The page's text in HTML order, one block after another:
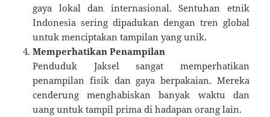
gaya lokal dan internasional. Sentuhan etnik
Indonesia sering dipadukan dengan tren global
untuk menciptakan tampilan yang unik.
Memperhatikan Penampilan
Penduduk Jaksel sangat memperhatikan
penampilan fisik dan gaya berpakaian. Mereka
cenderung menghabiskan banyak waktu dan
uang untuk tampil prima di hadapan orang lain.